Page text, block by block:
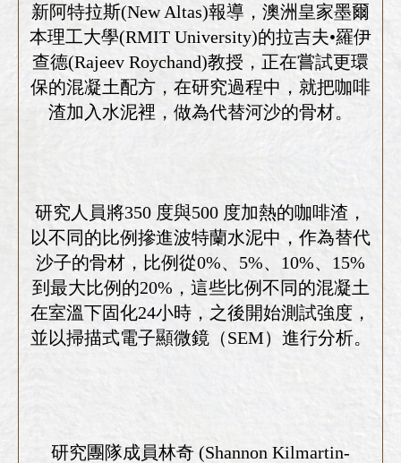
新阿特拉斯(New Altas)報導，澳洲皇家墨爾
本理工大學(RMIT University)的拉吉夫•羅伊
查德(Rajeev Roychand)教授，正在嘗試更環
保的混凝土配方，在研究過程中，就把咖啡
渣加入水泥裡，做為代替河沙的骨材。
研究人員將350 度與500 度加熱的咖啡渣，
以不同的比例摻進波特蘭水泥中，作為替代
沙子的骨材，比例從0%、5%、10%、15%
到最大比例的20%，這些比例不同的混凝土
在室溫下固化24小時，之後開始測試強度，
並以掃描式電子顯微鏡（SEM）進行分析。
研究團隊成員林奇 (Shannon Kilmartin-